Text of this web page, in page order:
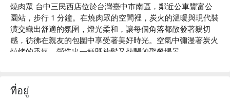
燒肉眾 台中三民西店位於台灣臺中市南區，鄰近公車豐富公
園站，步行 1 分鐘。在燒肉眾的空間裡，炭火的溫暖與現代裝
潢交織出舒適的氛圍，燈光柔和，讓每個角落都散發著親切
感，彷彿在親友的包圍中享受著美好時光。空氣中彌漫著炭火
燒烤的香氣，營造出一種既放鬆又熱鬧的聚餐場景。
排及秘醬嫩肩牛排成為提升用餐體驗的完美催化劑，讓每一次
聚會都更加難忘。
ที่อยู่